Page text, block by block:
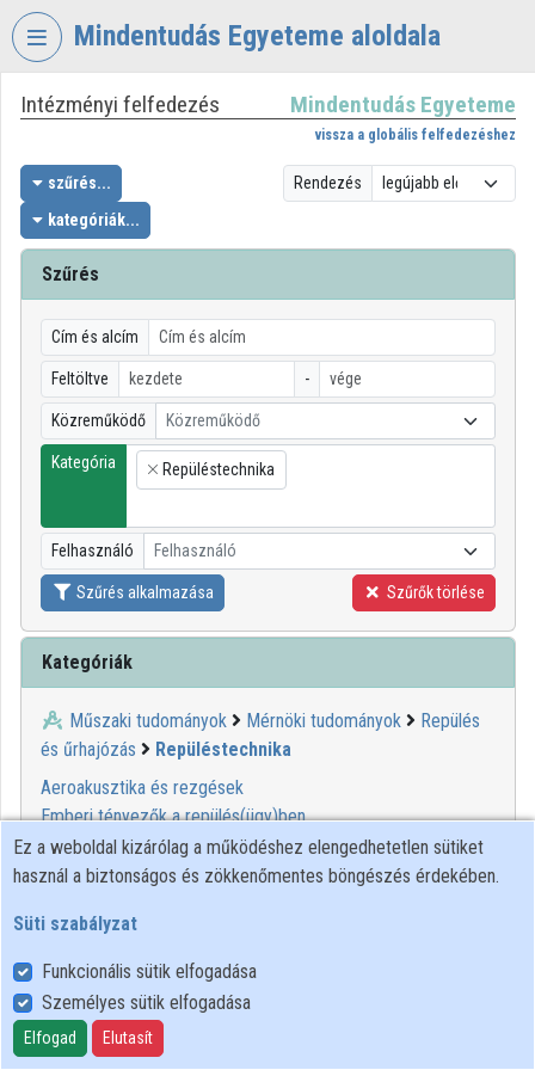
Fejléc kihagyása
Mindentudás Egyeteme aloldala
VIDEOTORIUM
MINDENTUDÁS
EGYETEME
Intézményi kezdőlap
Bejelentkezés
Intézményi felfedezés
Kategóriák
Intézményi listák
Közreműködők
Intézményi felfedezés Mindentudás Egyeteme
vissza a globális felfedezéshez
szűrés...
kategóriák...
Rendezés
Szűrés
Cím és alcím
Feltöltve -
Közreműködő Közreműködő
Kategória
×
Repüléstechnika
Felhasználó Felhasználó
Szűrés alkalmazása Szűrők törlése
Kategóriák
Műszaki tudományok Mérnöki tudományok
Repülés
és űrhajózás
Repüléstechnika
Aeroakusztika és rezgések
Emberi tényezők a repülés(ügy)ben
Fedélzeti rendszerek és berendezések
Repülés fizikája
Repülőgépek üzemeltetése
Repülőgépgyártás
Repülőmotor technológiák
00:11:06
Ez a weboldal kizárólag a működéshez elengedhetetlen sütiket
használ a biztonságos és zökkenőmentes böngészés érdekében.
Süti szabályzat
Funkcionális sütik elfogadása
Személyes sütik elfogadása
Elfogad Elutasít